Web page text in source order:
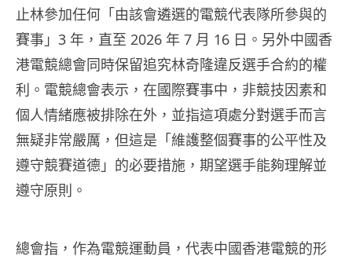
止林參加任何「由該會遴選的電競代表隊所參與的
賽事」3 年，直至 2026 年 7 月 16 日。另外中國香
港電競總會同時保留追究林奇隆違反選手合約的權
利。電競總會表示，在國際賽事中，非競技因素和
個人情緒應被排除在外，並指這項處分對選手而言
無疑非常嚴厲，但這是「維護整個賽事的公平性及
遵守競賽道德」的必要措施，期望選手能夠理解並
遵守原則。
總會指，作為電競運動員，代表中國香港電競的形